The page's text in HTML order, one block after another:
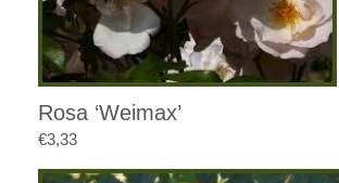
Rosa ‘Weimax’
€3,33